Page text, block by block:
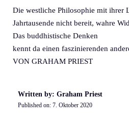
Die westliche Philosophie mit ihrer
Jahrtausende nicht bereit, wahre
Das buddhistische Denken
kennt da einen faszinierenden
VON GRAHAM PRIEST
Written by: Graham Priest
Published on: 7. Oktober 2020